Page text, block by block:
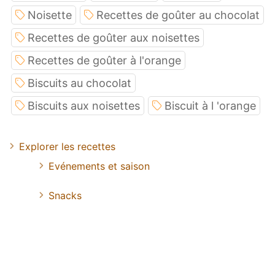
Noisette
Recettes de goûter au chocolat
Recettes de goûter aux noisettes
Recettes de goûter à l'orange
Biscuits au chocolat
Biscuits aux noisettes
Biscuit à l 'orange
Explorer les recettes
Evénements et saison
Snacks